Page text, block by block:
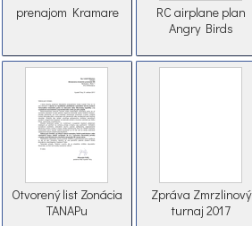
prenajom Kramare
RC airplane plan
Angry Birds
Otvorený list Zonácia
TANAPu
Zpráva Zmrzlinový
turnaj 2017